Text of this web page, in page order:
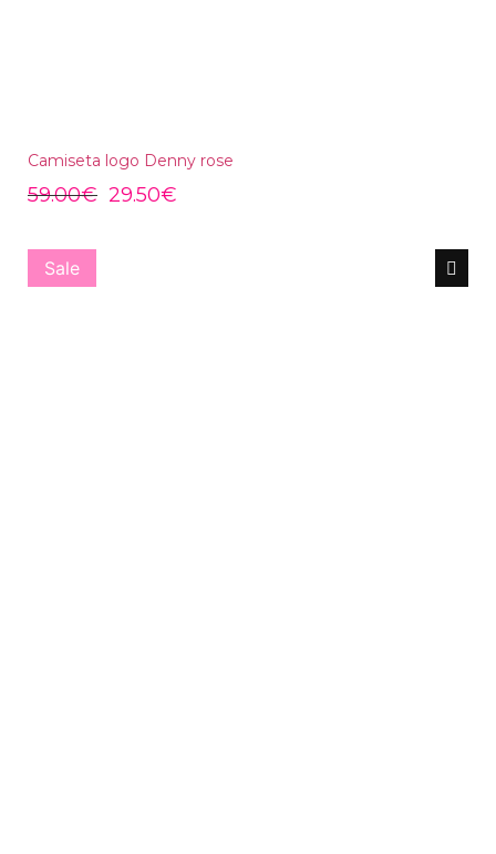
Camiseta logo Denny rose
59.00€ 29.50€
Sale